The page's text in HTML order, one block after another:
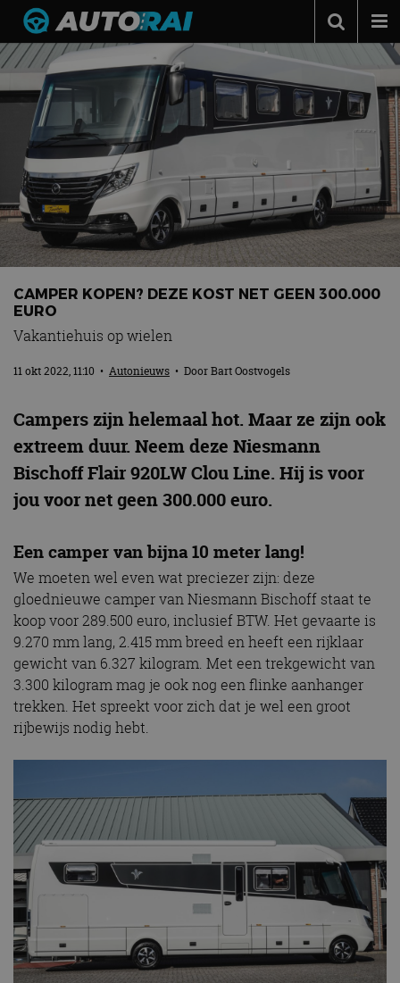
Autonieuws
Podcast
Autotests
Automerken
Adverteren
Contact
MotorRAI.nl
CAMPER KOPEN? DEZE KOST NET GEEN 300.000
EURO
Vakantiehuis op wielen
11 okt 2022, 11:10 • Autonieuws • DoorBart Oostvogels
Campers zijn helemaal hot. Maar ze zijn ook
extreem duur. Neem deze Niesmann
Bischoff Flair 920LW Clou Line. Hij is voor
jou voor net geen 300.000 euro.
Een camper van bijna 10 meter lang!
We moeten wel even wat preciezer zijn: deze
gloednieuwe camper van Niesmann Bischoff staat te
koop voor 289.500 euro, inclusief BTW. Het gevaarte is
9.270 mm lang, 2.415 mm breed en heeft een rijklaar
gewicht van 6.327 kilogram. Met een trekgewicht van
3.300 kilogram mag je ook nog een flinke aanhanger
trekken. Het spreekt voor zich dat je wel een groot
rijbewijs nodig hebt.